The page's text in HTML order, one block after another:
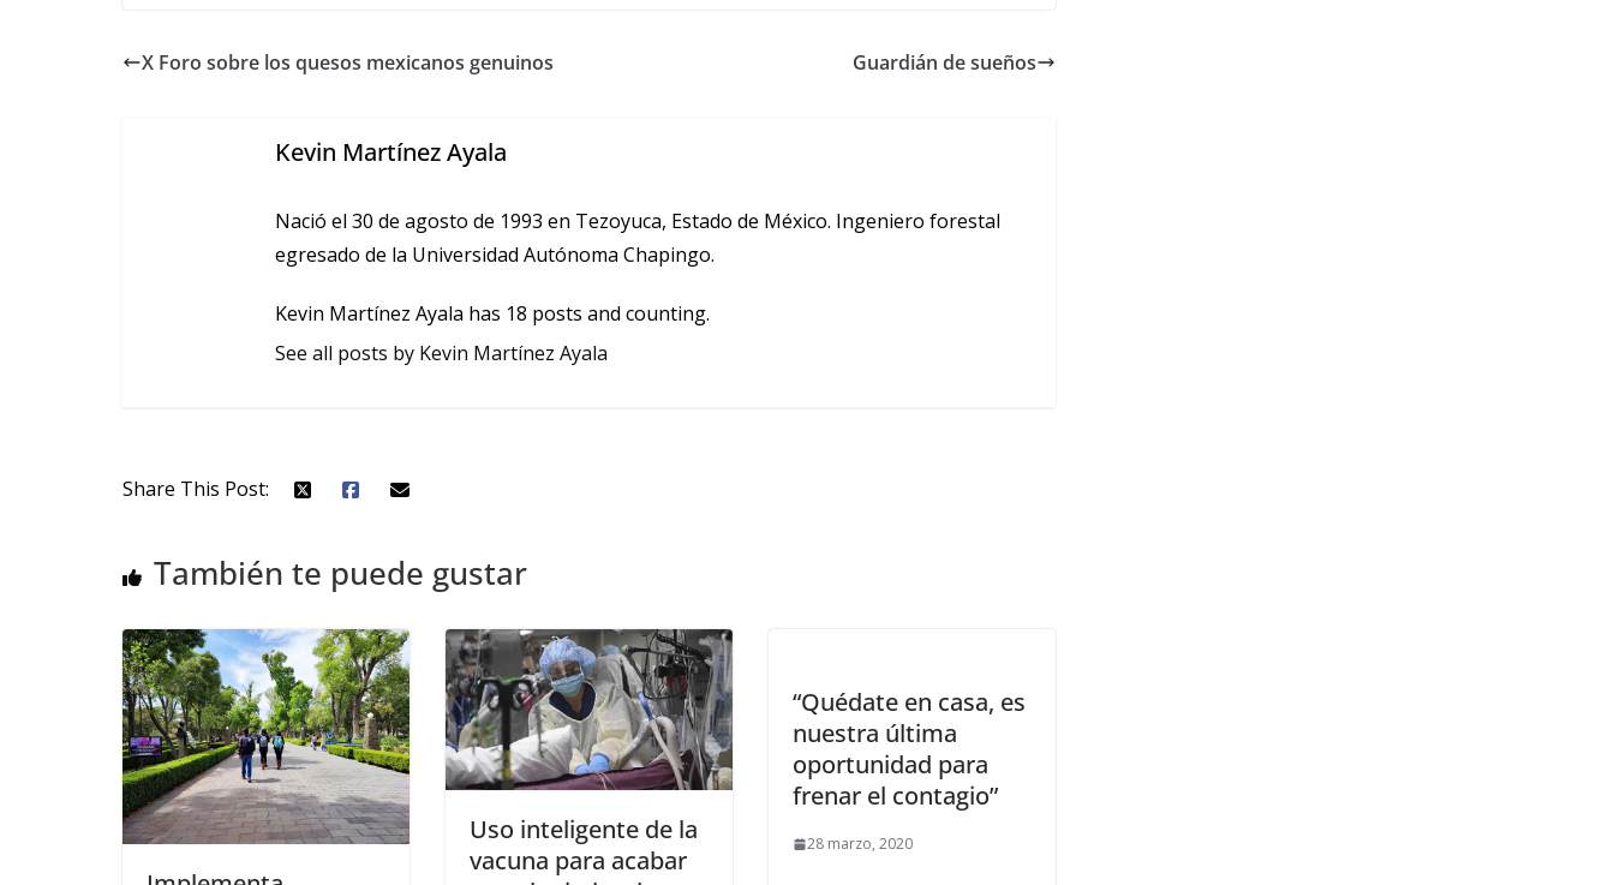
X Foro sobre los quesos mexicanos genuinos Guardián de sueños
Kevin Martínez Ayala
Nació el 30 de agosto de 1993 en Tezoyuca, Estado de México. Ingeniero forestal
egresado de la Universidad Autónoma Chapingo.
Kevin Martínez Ayala has 18 posts and counting.
See all posts by Kevin Martínez Ayala
Share This Post:
También te puede gustar
Uso inteligente de la
vacuna para acabar
“Quédate en casa, es
nuestra última
oportunidad para
frenar el contagio”
28 marzo, 2020